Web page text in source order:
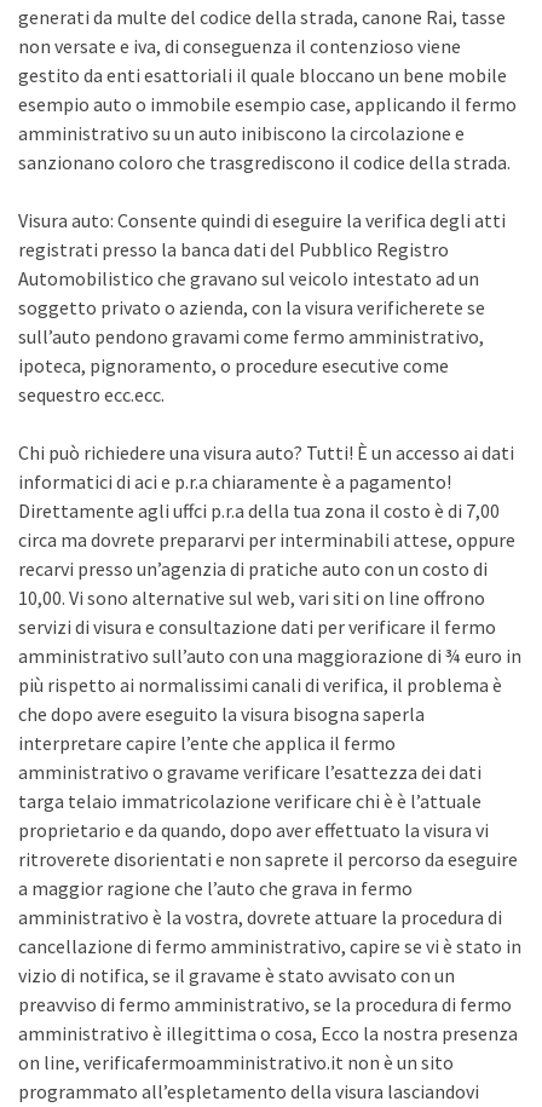
generati da multe del codice della strada, canone Rai, tasse
non versate e iva, di conseguenza il contenzioso viene
gestito da enti esattoriali il quale bloccano un bene mobile
esempio auto o immobile esempio case, applicando il fermo
amministrativo su un auto inibiscono la circolazione e
sanzionano coloro che trasgrediscono il codice della strada.
Visura auto: Consente quindi di eseguire la verifica degli atti
registrati presso la banca dati del Pubblico Registro
Automobilistico che gravano sul veicolo intestato ad un
soggetto privato o azienda, con la visura verificherete se
sull’auto pendono gravami come fermo amministrativo,
ipoteca, pignoramento, o procedure esecutive come
sequestro ecc.ecc.
Chi può richiedere una visura auto? Tutti! È un accesso ai dati
informatici di aci e p.r.a chiaramente è a pagamento!
Direttamente agli uffci p.r.a della tua zona il costo è di 7,00
circa ma dovrete prepararvi per interminabili attese, oppure
recarvi presso un’agenzia di pratiche auto con un costo di
10,00. Vi sono alternative sul web, vari siti on line offrono
servizi di visura e consultazione dati per verificare il fermo
amministrativo sull’auto con una maggiorazione di ¾ euro in
più rispetto ai normalissimi canali di verifica, il problema è
che dopo avere eseguito la visura bisogna saperla
interpretare capire l’ente che applica il fermo
amministrativo o gravame verificare l’esattezza dei dati
targa telaio immatricolazione verificare chi è è l’attuale
proprietario e da quando, dopo aver effettuato la visura vi
ritroverete disorientati e non saprete il percorso da eseguire
a maggior ragione che l’auto che grava in fermo
amministrativo è la vostra, dovrete attuare la procedura di
cancellazione di fermo amministrativo, capire se vi è stato in
vizio di notifica, se il gravame è stato avvisato con un
preavviso di fermo amministrativo, se la procedura di fermo
amministrativo è illegittima o cosa, Ecco la nostra presenza
on line, verificafermoamministrativo.it non è un sito
programmato all’espletamento della visura lasciandovi